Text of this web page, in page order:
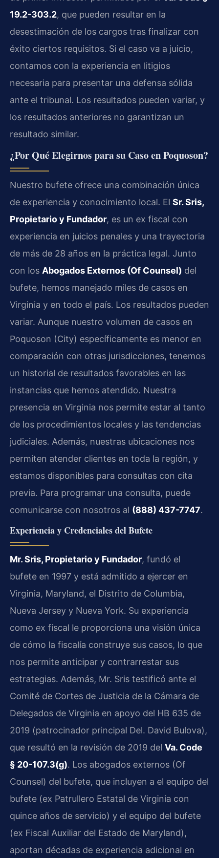
19.2-303.2, que pueden resultar en la
desestimación de los cargos tras finalizar con
éxito ciertos requisitos. Si el caso va a juicio,
contamos con la experiencia en litigios
necesaria para presentar una defensa sólida
ante el tribunal. Los resultados pueden variar, y
los resultados anteriores no garantizan un
resultado similar.
¿Por Qué Elegirnos para su Caso en Poquoson?
Nuestro bufete ofrece una combinación única
de experiencia y conocimiento local. El Sr. Sris,
Propietario y Fundador, es un ex fiscal con
experiencia en juicios penales y una trayectoria
de más de 28 años en la práctica legal. Junto
con los Abogados Externos (Of Counsel) del
bufete, hemos manejado miles de casos en
Virginia y en todo el país. Los resultados pueden
variar. Aunque nuestro volumen de casos en
Poquoson (City) específicamente es menor en
comparación con otras jurisdicciones, tenemos
un historial de resultados favorables en las
instancias que hemos atendido. Nuestra
presencia en Virginia nos permite estar al tanto
de los procedimientos locales y las tendencias
judiciales. Además, nuestras ubicaciones nos
permiten atender clientes en toda la región, y
estamos disponibles para consultas con cita
previa. Para programar una consulta, puede
comunicarse con nosotros al (888) 437-7747.
Experiencia y Credenciales del Bufete
Mr. Sris, Propietario y Fundador, fundó el
bufete en 1997 y está admitido a ejercer en
Virginia, Maryland, el Distrito de Columbia,
Nueva Jersey y Nueva York. Su experiencia
como ex fiscal le proporciona una visión única
de cómo la fiscalía construye sus casos, lo que
nos permite anticipar y contrarrestar sus
estrategias. Además, Mr. Sris testificó ante el
Comité de Cortes de Justicia de la Cámara de
Delegados de Virginia en apoyo del HB 635 de
2019 (patrocinador principal Del. David Bulova),
que resultó en la revisión de 2019 del Va. Code
§ 20-107.3(g). Los abogados externos (Of
Counsel) del bufete, que incluyen a el equipo del
bufete (ex Patrullero Estatal de Virginia con
quince años de servicio) y el equipo del bufete
(ex Fiscal Auxiliar del Estado de Maryland),
aportan décadas de experiencia adicional en